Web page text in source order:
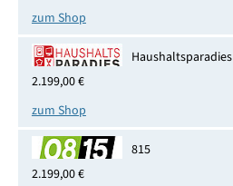
zum Shop
Haushaltsparadies
2.199,00 €
zum Shop
815
2.199,00 €